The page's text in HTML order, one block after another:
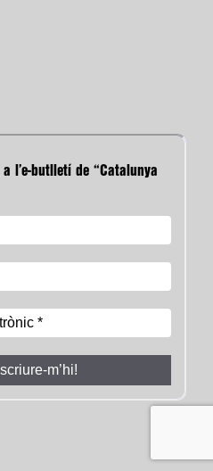
l’e-butlletí de “Catalunya